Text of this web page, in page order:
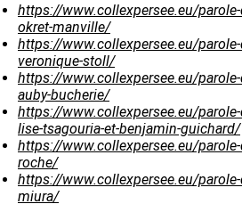
https://www.collexpersee.eu/
okret-manville/
https://www.collexpersee.eu/
veronique-stoll/
https://www.collexpersee.eu/
auby-bucherie/
https://www.collexpersee.eu/
lise-tsagouria-et-benjamin-guichard/
https://www.collexpersee.eu/
roche/
https://www.collexpersee.eu/
miura/